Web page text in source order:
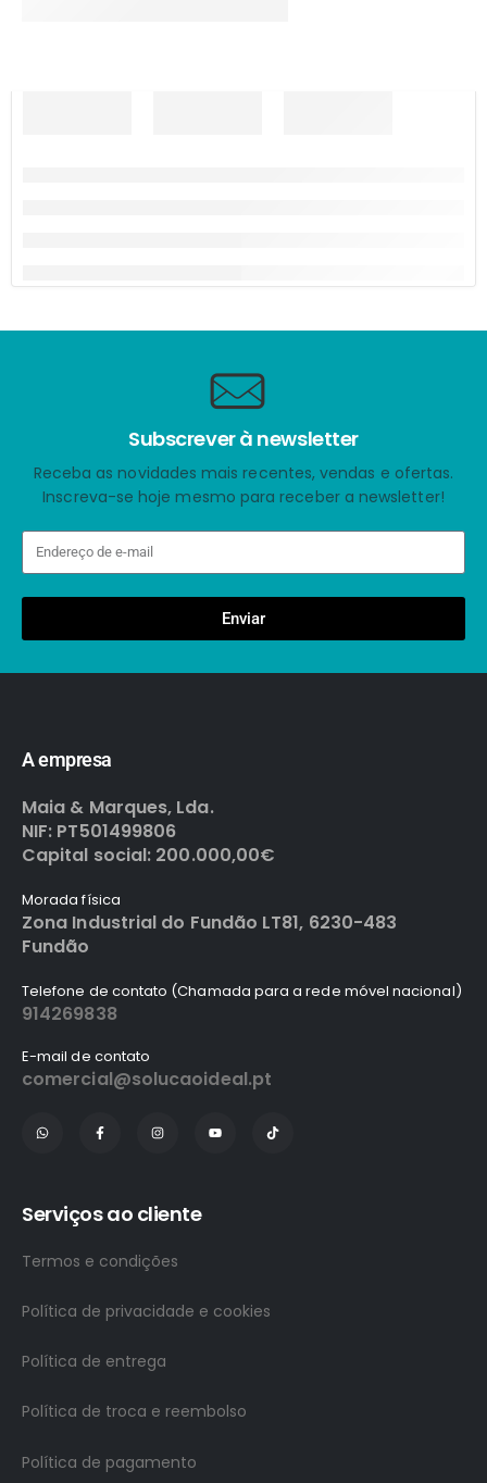
Subscrever à newsletter
Receba as novidades mais recentes, vendas e ofertas.
Inscreva-se hoje mesmo para receber a newsletter!
Enviar
A empresa
Maia & Marques, Lda.
NIF: PT501499806
Capital social: 200.000,00€
Morada física
Zona Industrial do Fundão LT81, 6230-483
Fundão
Telefone de contato (Chamada para a rede móvel nacional)
914269838
E-mail de contato
comercial@solucaoideal.pt
Serviços ao cliente
Termos e condições
Política de privacidade e cookies
Política de entrega
Política de troca e reembolso
Política de pagamento